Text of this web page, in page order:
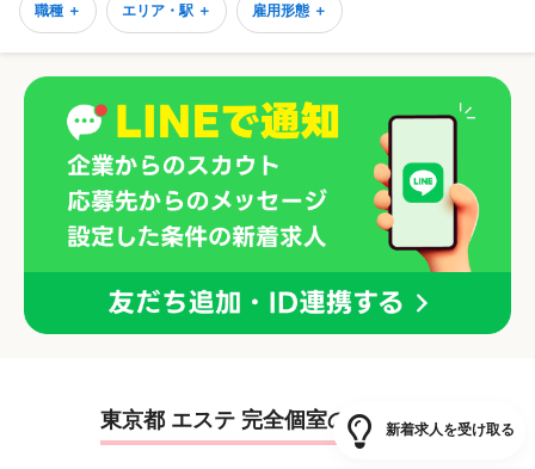
職種 ＋ エリア・駅 ＋ 雇用形態 ＋
東京都 エステ 完全個室の平均給与新着求人を受け取る